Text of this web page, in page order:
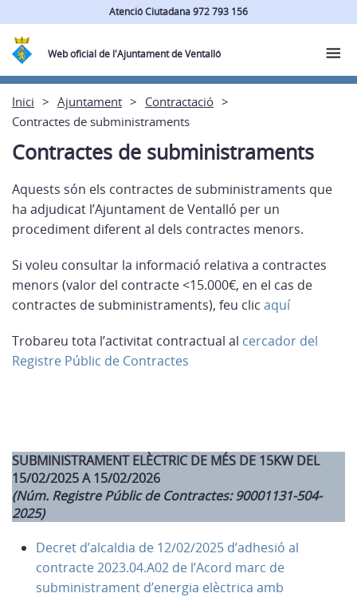
Atenció Ciutadana 972 793 156
Web oficial de l'Ajuntament de Ventalló
Inici Ajuntament
Contractació
Contractes de subministraments
Contractes de subministraments
Aquests són els contractes de subministraments que
ha adjudicat l’Ajuntament de Ventalló per un
procediment diferent al dels contractes menors.
Si voleu consultar la informació relativa a contractes
menors (valor del contracte <15.000€, en el cas de
contractes de subministraments), feu clic aquí
Trobareu tota l’activitat contractual al cercador del
Registre Públic de Contractes
SUBMINISTRAMENT ELÈCTRIC DE MÉS DE 15KW DEL
15/02/2025 A 15/02/2026
(Núm. Registre Públic de Contractes: 90001131-504-
2025)
Decret d’alcaldia de 12/02/2025 d’adhesió al
contracte 2023.04.A02 de l’Acord marc de
subministrament d’energia elèctrica amb